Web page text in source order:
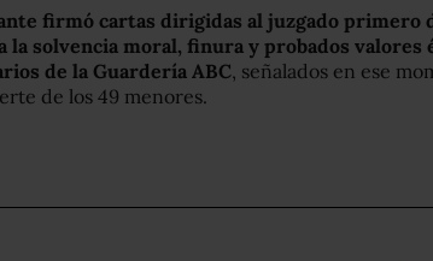
firmó cartas dirigidas al juzgado primero
la solvencia moral, finura y probados valores
de la Guardería ABC, señalados en ese
de los 49 menores.